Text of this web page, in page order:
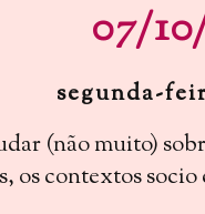
07/
segunda-
(não muito)
os contextos